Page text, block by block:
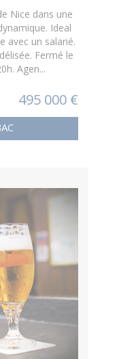
Nice dans une
Ideal
avec un salarié.
Fermé le
Agen...
495 000 €